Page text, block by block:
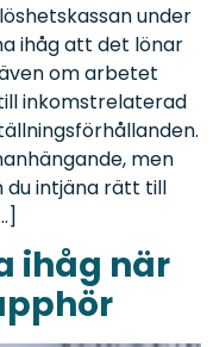
under
ihåg att det lönar
om arbetet
inkomstrelaterad
men
du intjäna rätt till
ihåg när